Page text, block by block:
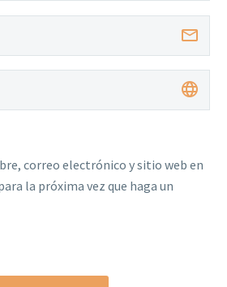
correo electrónico y sitio web en
la próxima vez que haga un